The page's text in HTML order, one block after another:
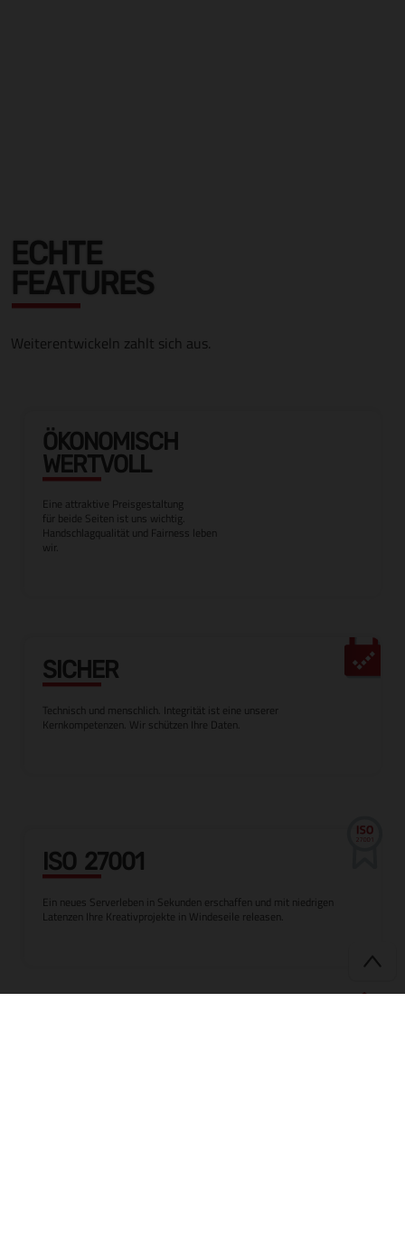
ECHTE
FEATURES
Weiterentwickeln zahlt sich aus.
ÖKONOMISCH
WERTVOLL
Eine attraktive Preisgestaltung
für beide Seiten ist uns wichtig.
Handschlagqualität und Fairness leben
wir.
SICHER
Technisch und menschlich. Integrität ist eine unserer
Kernkompetenzen. Wir schützen Ihre Daten.
ISO 27001
Ein neues Serverleben in Sekunden erschaffen und mit niedrigen
Latenzen Ihre Kreativprojekte in Windeseile releasen.